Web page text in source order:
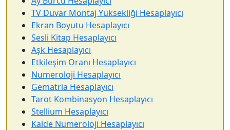
TV Duvar Montaj Yüksekliği Hesaplayıcı
Ekran Boyutu Hesaplayıcı
Sesli Kitap Hesaplayıcı
Aşk Hesaplayıcı
Etkileşim Oranı Hesaplayıcı
Numeroloji Hesaplayıcı
Gematria Hesaplayıcı
Tarot Kombinasyon Hesaplayıcı
Stellium Hesaplayıcı
Kalde Numeroloji Hesaplayıcı